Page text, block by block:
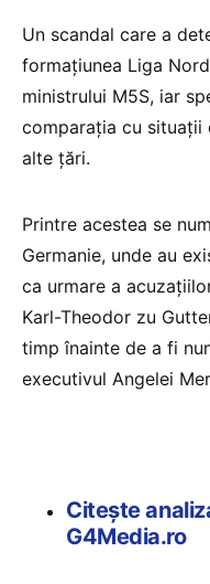
Un scandal care a
formaţiunea Liga
ministrului M5S, iar
comparația cu situații
alte țări.
Printre acestea se
Germanie, unde au
ca urmare a
Karl-Theodor zu
timp înainte de a fi
executivul Angelei
Citește
G4Media.ro